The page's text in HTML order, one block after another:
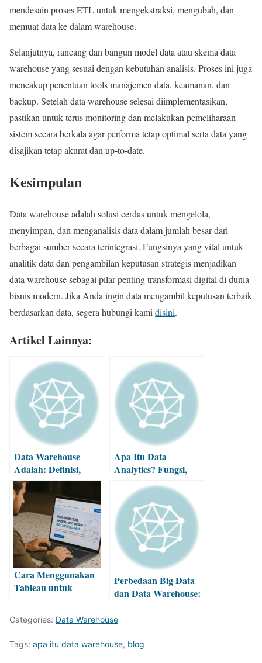
mendesain proses ETL untuk mengekstraksi, mengubah, dan
memuat data ke dalam warehouse.
Selanjutnya, rancang dan bangun model data atau skema data
warehouse yang sesuai dengan kebutuhan analisis. Proses ini juga
mencakup penentuan tools manajemen data, keamanan, dan
backup. Setelah data warehouse selesai diimplementasikan,
pastikan untuk terus monitoring dan melakukan pemeliharaan
sistem secara berkala agar performa tetap optimal serta data yang
disajikan tetap akurat dan up-to-date.
Kesimpulan
Data warehouse adalah solusi cerdas untuk mengelola,
menyimpan, dan menganalisis data dalam jumlah besar dari
berbagai sumber secara terintegrasi. Fungsinya yang vital untuk
analitik data dan pengambilan keputusan strategis menjadikan
data warehouse sebagai pilar penting transformasi digital di dunia
bisnis modern. Jika Anda ingin data mengambil keputusan terbaik
berdasarkan data, segera hubungi kamidisini.
Artikel Lainnya:
Data Warehouse
Adalah: Definisi,
Fungsi, dan Contoh
Apa Itu Data
Analytics? Fungsi,
Tools, dan
Manfaatnya
Cara Menggunakan
Tableau untuk
Visualisasi Data
Perbedaan Big Data
dan Data Warehouse:
Dibutuhkan?
Categories: Data Warehouse
Tags: apa itu data warehouse, blog